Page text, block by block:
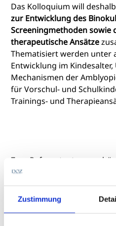
Zustimmung
Das Kolloquium will deshalb
zur Entwicklung des
Screeningmethoden sowie
therapeutische Ansätze
Thematisiert werden unter
Entwicklung im
Mechanismen der
für Vorschul- und
Trainings- und
Zum Referententeam
Christian Schiemenz
vom
Schleswig-Holstein in
Buchautoren Michael
Volkhard Schroth